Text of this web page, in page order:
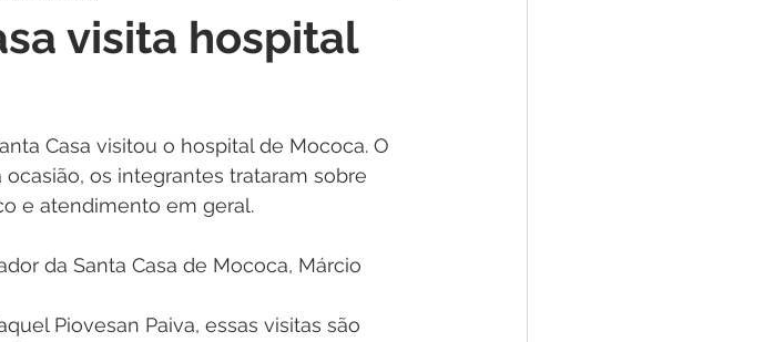
visita hospital
Casa visitou o hospital de Mococa. O
os integrantes trataram sobre
e atendimento em geral.
da Santa Casa de Mococa, Márcio
Piovesan Paiva, essas visitas são